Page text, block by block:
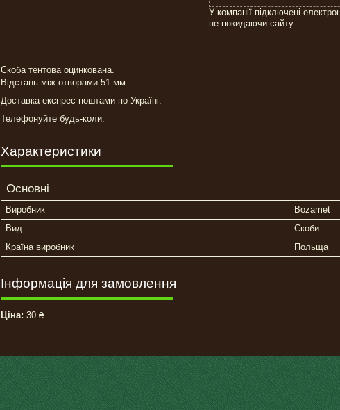
У компанії підключені
не покидаючи сайту.
Скоба тентова оцинкована.
Відстань між отворами 51 мм.
Доставка експрес-поштами по Україні.
Телефонуйте будь-коли.
Характеристики
Основні
Виробник
Bozamet
Вид
Скоби
Країна виробник
Польща
Інформація для замовлення
Ціна: 30 ₴